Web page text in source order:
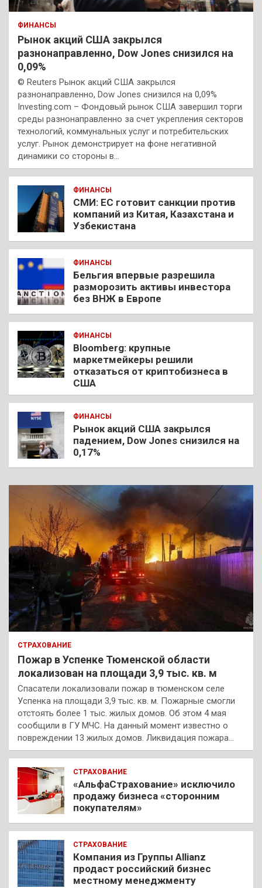
ФИНАНСЫ
Рынок акций США закрылся
разнонаправленно, Dow Jones снизился на
0,09%
© Reuters Рынок акций США закрылся
разнонаправленно, Dow Jones снизился на 0,09%
Investing.com – Фондовый рынок США завершил торги
среды разнонаправленно за счет укрепления секторов
технологий, коммунальных услуг и потребительских
услуг. Рынок демонстрирует на фоне негативной
динамики со стороны в…
ФИНАНСЫ
СМИ: ЕС готовит санкции против
компаний из Китая, Казахстана и
Узбекистана
ФИНАНСЫ
Бельгия впервые разрешила
разморозить активы инвестора
без ВНЖ в Европе
ФИНАНСЫ
Bloomberg: крупные
маркетмейкеры решили
отказаться от криптобизнеса в
США
ФИНАНСЫ
Рынок акций США закрылся
падением, Dow Jones снизился на
0,17%
СТРАХОВАНИЕ
Пожар в Успенке Тюменской области
локализован на площади 3,9 тыс. кв. м
Спасатели локализовали пожар в тюменском селе
Успенка на площади 3,9 тыс. кв. м. Пожарные смогли
отстоять более 1 тыс. жилых домов. Об этом 4 мая
сообщили в ГУ МЧС. На данный момент известно о
повреждении 13 жилых домов. Ликвидация пожара…
СТРАХОВАНИЕ
«АльфаСтрахование» исключило
продажу бизнеса «сторонним
покупателям»
СТРАХОВАНИЕ
Компания из Группы Allianz
продаст российский бизнес
местному менеджменту